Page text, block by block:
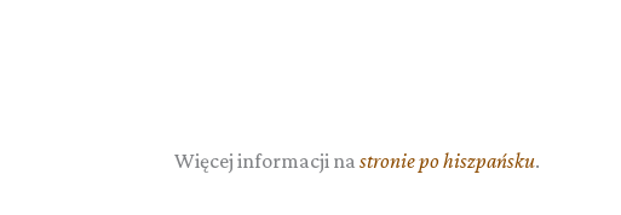
Więcej informacji na stronie po hiszpańsku.